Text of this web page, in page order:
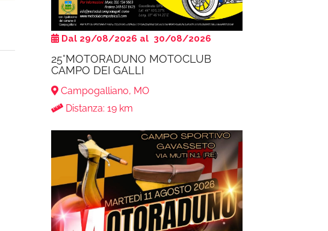
Dal 29/08/2026 al 30/08/2026
25°MOTORADUNO MOTOCLUB
CAMPO DEI GALLI
Campogalliano, MO
Distanza: 19 km